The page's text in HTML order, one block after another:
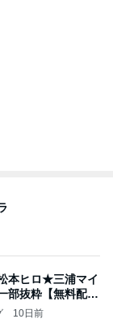
本ヒロ★三浦マイ
部抜粋【無料配
10日前